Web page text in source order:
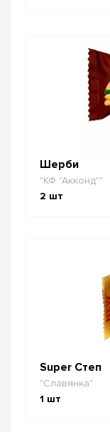
Шерби
"КФ "Акконд""
2 шт
Super Степ
"Славянка"
1 шт